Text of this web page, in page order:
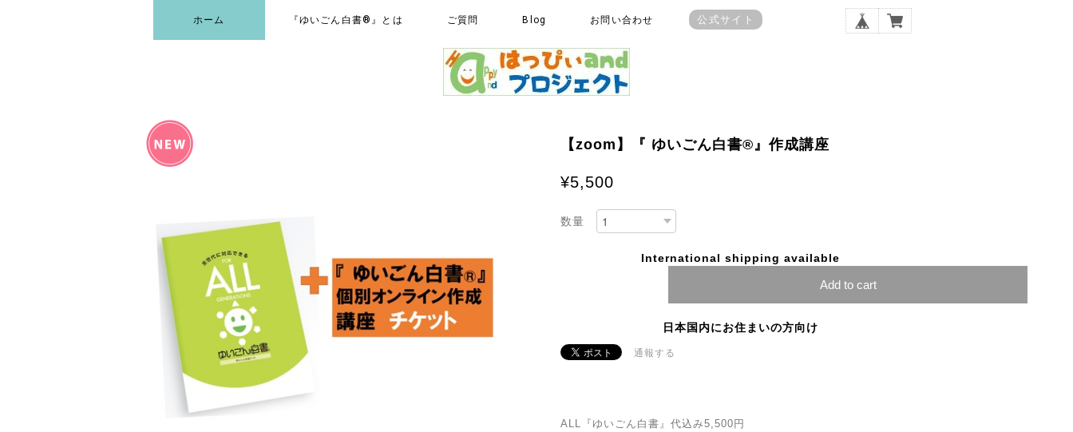
ホーム 『ゆいごん白書®』とは ご質問 Blog お問い合わせ 公式サイト
【zoom】『 ゆいごん白書®️』作成講座
¥5,500
数量
International shipping available
Add to cart
日本国内にお住まいの方向け
通報する
ALL『ゆいごん白書』代込み5,500円